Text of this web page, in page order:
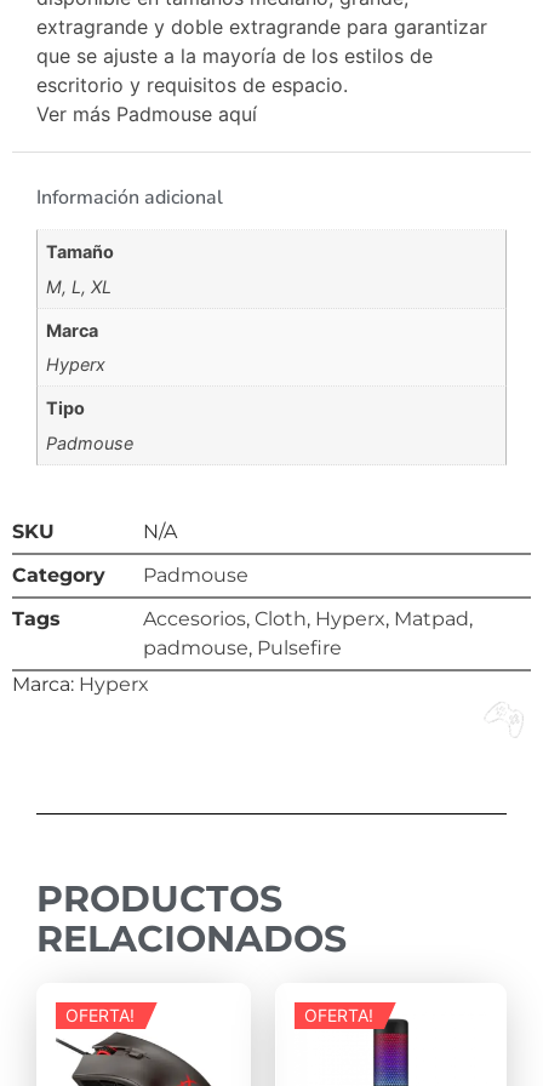
extragrande y doble extragrande para garantizar
que se ajuste a la mayoría de los estilos de
escritorio y requisitos de espacio.
Ver más Padmouse aquí
Información adicional
Tamaño
M, L, XL
Marca
Hyperx
Tipo
Padmouse
SKU
N/A
Category
Padmouse
Tags
Accesorios, Cloth, Hyperx, Matpad,
padmouse, Pulsefire
Marca: Hyperx
PRODUCTOS
RELACIONADOS
OFERTA! OFERTA!